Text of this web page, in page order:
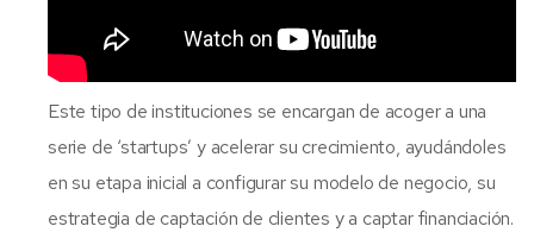
Este tipo de instituciones se encargan de acoger a una
serie de ‘startups’ y acelerar su crecimiento, ayudándoles
en su etapa inicial a configurar su modelo de negocio, su
estrategia de captación de clientes y a captar financiación.